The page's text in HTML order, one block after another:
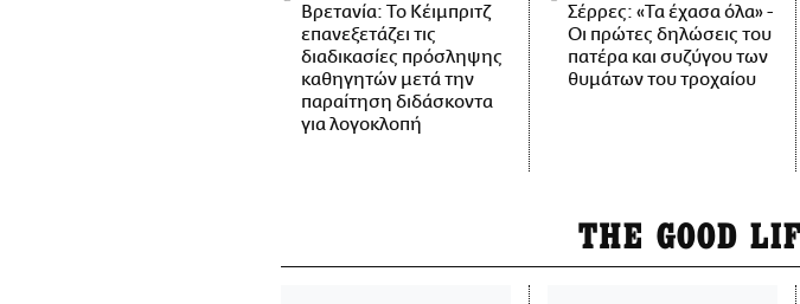
Βρετανία: Το Κέιμπριτζ
επανεξετάζει τις
διαδικασίες πρόσληψης
καθηγητών μετά την
παραίτηση διδάσκοντα
για λογοκλοπή
Σέρρες: «Τα έχασα όλα» -
Οι πρώτες δηλώσεις του
πατέρα και συζύγου των
θυμάτων του τροχαίου
THE GOOD